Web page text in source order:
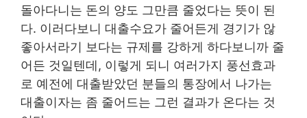
돌아다니는 돈의 양도 그만큼 줄었다는 뜻이 된
다. 이러다보니 대출수요가 줄어든게 경기가 않
좋아서라기 보다는 규제를 강하게 하다보니까 줄
어든 것일텐데, 이렇게 되니 여러가지 풍선효과
로 예전에 대출받았던 분들의 통장에서 나가는
대출이자는 좀 줄어드는 그런 결과가 온다는 것